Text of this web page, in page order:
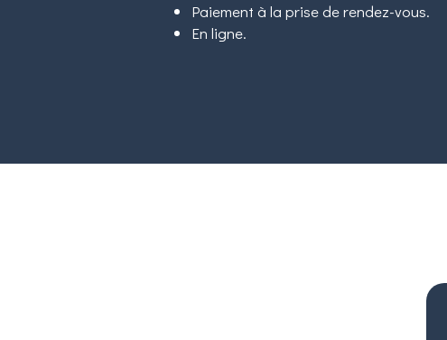
Paiement à la prise de rendez-vous.
En ligne.